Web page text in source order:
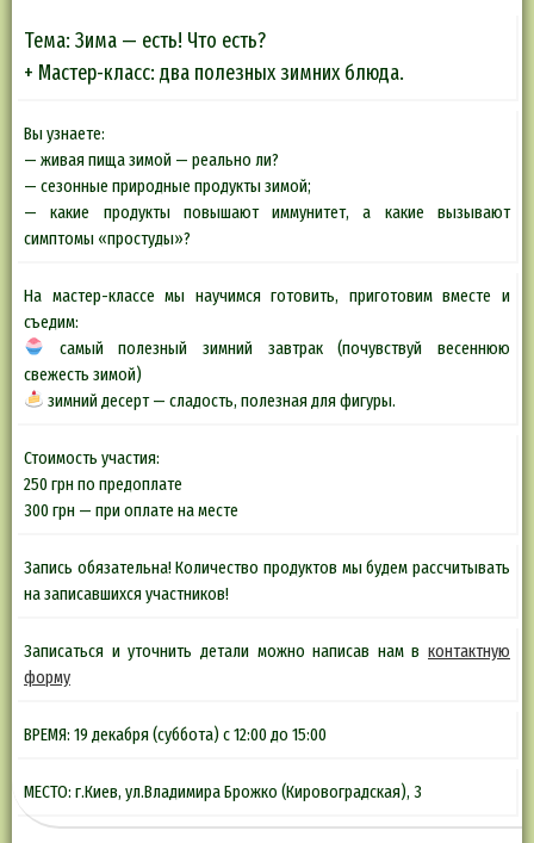
Тема: Зима — есть! Что есть?
+ Мастер-класс: два полезных зимних блюда.
Вы узнаете:
— живая пища зимой — реально ли?
— сезонные природные продукты зимой;
— какие продукты повышают иммунитет, а какие вызывают
симптомы «простуды»?
На мастер-классе мы научимся готовить, приготовим вместе и
съедим:
самый полезный зимний завтрак (почувствуй весеннюю
свежесть зимой)
зимний десерт — сладость, полезная для фигуры.
Стоимость участия:
250 грн по предоплате
300 грн — при оплате на месте
Запись обязательна! Количество продуктов мы будем рассчитывать
на записавшихся участников!
Записаться и уточнить детали можно написав нам в контактную
форму
ВРЕМЯ: 19 декабря (суббота) с 12:00 до 15:00
МЕСТО: г.Киев, ул.Владимира Брожко (Кировоградская), 3